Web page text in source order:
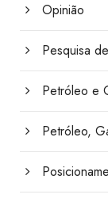
Opinião
Pesquisa
Petróleo e
Petróleo,